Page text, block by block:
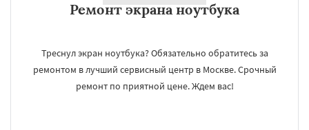
Ремонт экрана ноутбука
Треснул экран ноутбука? Обязательно обратитесь за
ремонтом в лучший сервисный центр в Москве. Срочный
ремонт по приятной цене. Ждем вас!